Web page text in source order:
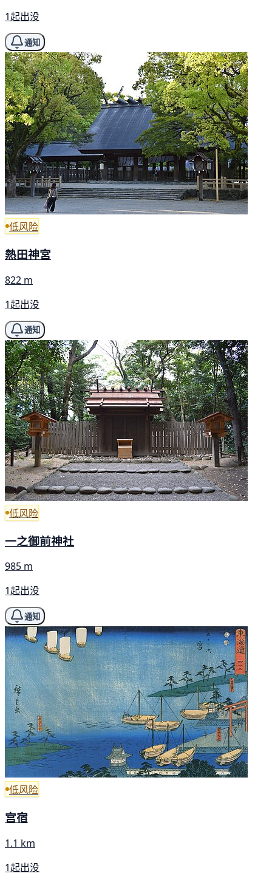
1起出没
通知
低风险
熱田神宮
822 m
1起出没
通知
低风险
一之御前神社
985 m
1起出没
通知
低风险
宫宿
1.1 km
1起出没